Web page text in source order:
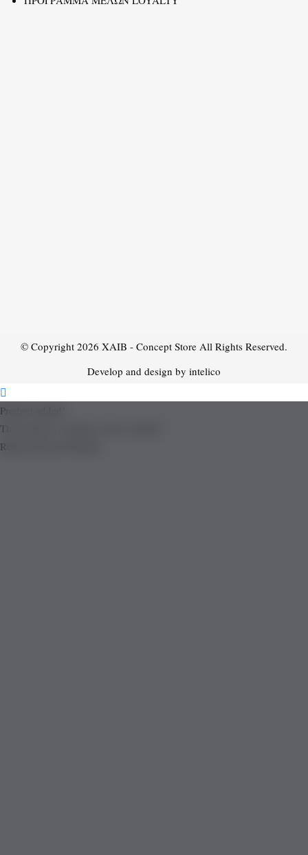
© Copyright 2026 XAIB - Concept Store All Rights Reserved.
Develop and design by intelico
Product added!
The product is already in the wishlist!
Removed from Wishlist